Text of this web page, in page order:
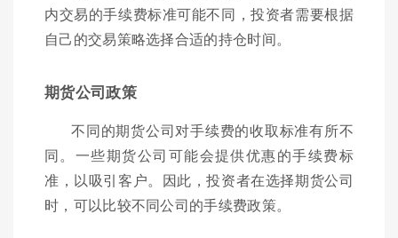
内交易的手续费标准可能不同，投资者需要根据
自己的交易策略选择合适的持仓时间。
期货公司政策
不同的期货公司对手续费的收取标准有所不
同。一些期货公司可能会提供优惠的手续费标
准，以吸引客户。因此，投资者在选择期货公司
时，可以比较不同公司的手续费政策。